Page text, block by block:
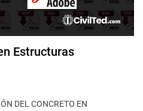
Estructuras
DEL CONCRETO EN